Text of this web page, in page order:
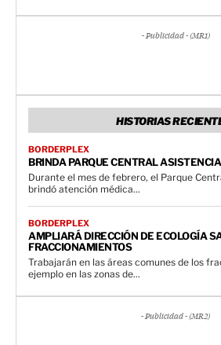
- Publicidad - (MR1)
HISTORIAS
BORDERPLEX
BRINDA PARQUE CENTRAL
Durante el mes de febrero, el Parque
brindó atención médica...
BORDERPLEX
AMPLIARÁ DIRECCIÓN DE ECOLOGÍA
FRACCIONAMIENTOS
Trabajarán en las áreas comunes de los
ejemplo en las zonas de...
- Publicidad - (MR2)